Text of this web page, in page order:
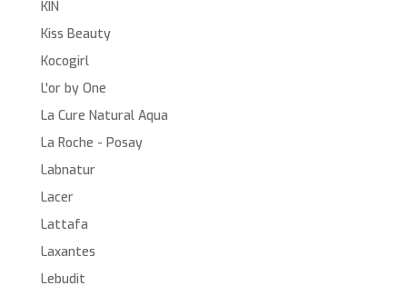
KIN
Kiss Beauty
Kocogirl
L'or by One
La Cure Natural Aqua
La Roche - Posay
Labnatur
Lacer
Lattafa
Laxantes
Lebudit